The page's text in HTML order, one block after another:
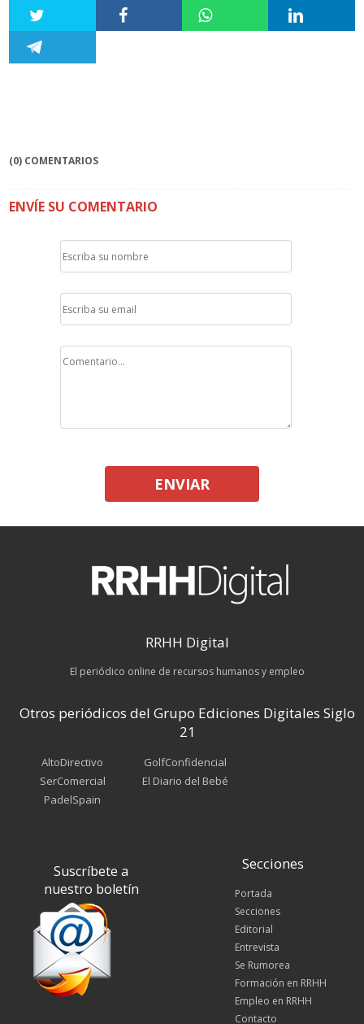
(0) COMENTARIOS
ENVÍE SU COMENTARIO
ENVIAR
RRHH Digital
El periódico online de recursos humanos y empleo
Otros periódicos del Grupo Ediciones Digitales Siglo
21
AltoDirectivo
SerComercial
PadelSpain
GolfConfidencial
El Diario del Bebé
Suscríbete a
nuestro boletín
Secciones
Portada
Secciones
Editorial
Entrevista
Se Rumorea
Formación en RRHH
Empleo en RRHH
Contacto